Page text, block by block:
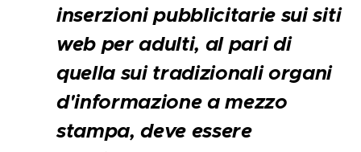
inserzioni pubblicitarie sui siti
web per adulti, al pari di
quella sui tradizionali organi
d'informazione a mezzo
stampa, deve essere